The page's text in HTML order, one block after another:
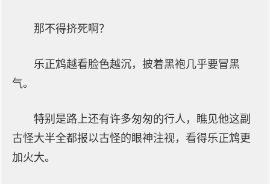
那不得挤死啊？
乐正鸩越看脸色越沉，披着黑袍几乎要冒黑
气。
特别是路上还有许多匆匆的行人，瞧见他这副
古怪大半全都报以古怪的眼神注视，看得乐正鸩更
加火大。